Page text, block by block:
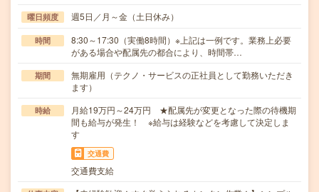
曜日頻度 週5日／月～金（土日休み）
時間
8:30～17:30（実働8時間）※上記は一例です。業務上必要
がある場合や配属先の都合により、時間帯…
期間
無期雇用（テクノ・サービスの正社員として勤務いただき
ます）
時給
月給19万円～24万円 ★配属先が変更となった際の待機期
間も給与が発生！ ※給与は経験などを考慮して決定しま
す
交通費
交通費支給